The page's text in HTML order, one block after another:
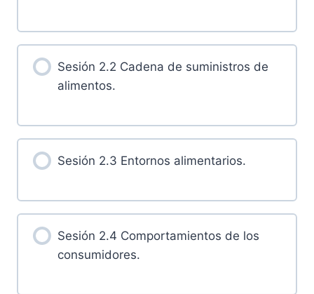
Sesión 2.2 Cadena de suministros de
alimentos.
Sesión 2.3 Entornos alimentarios.
Sesión 2.4 Comportamientos de los
consumidores.